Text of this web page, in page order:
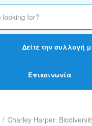
Δείτε την συλλογή
Επικοινωνία
/ Charley Harper: